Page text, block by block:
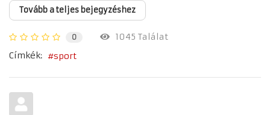
Tovább a teljes bejegyzéshez
0
1045 Találat
Címkék:
sport